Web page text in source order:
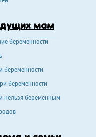
мам
беременности
беременности
беременности
нельзя беременным